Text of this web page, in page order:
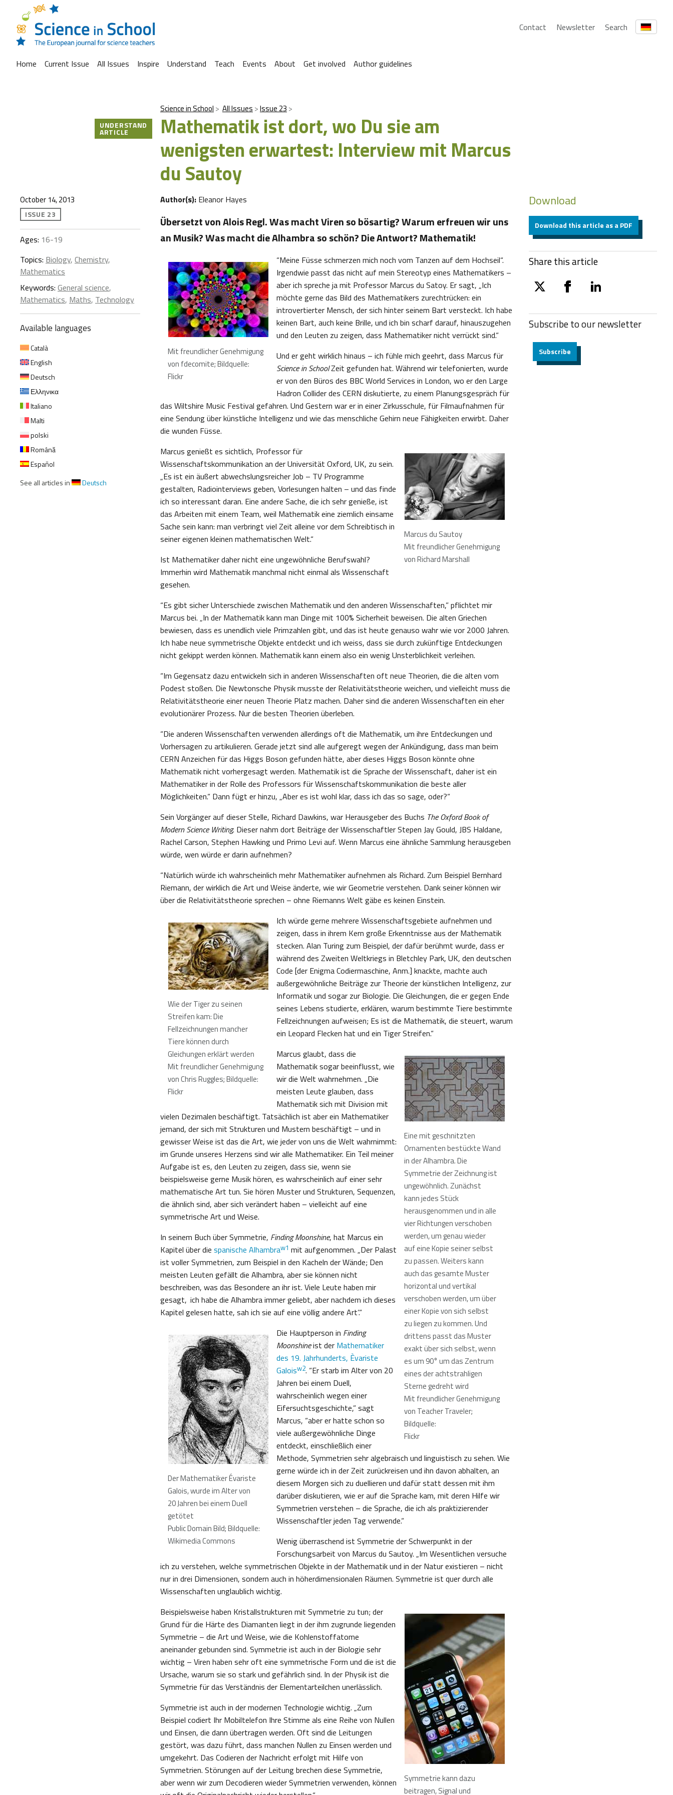
Contact Newsletter Search
Home Current Issue All Issues Inspire Understand Teach Events About Get involved Author guidelines
Science in School All Issues Issue 23
Mathematik ist dort, wo Du sie am
wenigsten erwartest: Interview mit Marcus
du Sautoy
UNDERSTAND
ARTICLE
October 14, 2013
ISSUE 23
Ages: 16-19
Topics: Biology, Chemistry,
Mathematics
Keywords: General science,
Mathematics, Maths, Technology
Available languages
Català
English
Deutsch
Ελληνικα
Italiano
Malti
polski
Română
Español
See all articles in
Deutsch
Author(s): Eleanor Hayes
Übersetzt von Alois Regl. Was macht Viren so bösartig? Warum erfreuen wir uns
an Musik? Was macht die Alhambra so schön? Die Antwort? Mathematik!
Mit freundlicher Genehmigung
von fdecomite; Bildquelle:
Flickr
“Meine Füsse schmerzen mich noch vom Tanzen auf dem Hochseil“.
Irgendwie passt das nicht auf mein Stereotyp eines Mathematikers –
aber ich spreche ja mit Professor Marcus du Satoy. Er sagt, „Ich
möchte gerne das Bild des Mathematikers zurechtrücken: ein
introvertierter Mensch, der sich hinter seinem Bart versteckt. Ich habe
keinen Bart, auch keine Brille, und ich bin scharf darauf, hinauszugehen
und den Leuten zu zeigen, dass Mathematiker nicht verrückt sind.“
Und er geht wirklich hinaus – ich fühle mich geehrt, dass Marcus für
Science in SchoolZeit gefunden hat. Während wir telefonierten, wurde
er von den Büros des BBC World Services in London, wo er den Large
Hadron Collider des CERN diskutierte, zu einem Planungsgespräch für
das Wiltshire Music Festival gefahren. Und Gestern war er in einer Zirkusschule, für Filmaufnahmen für
eine Sendung über künstliche Intelligenz und wie das menschliche Gehirn neue Fähigkeiten erwirbt. Daher
die wunden Füsse.
Marcus du Sautoy
Mit freundlicher Genehmigung
von Richard Marshall
Marcus genießt es sichtlich, Professor für
Wissenschaftskommunikation an der Universität Oxford, UK, zu sein.
„Es ist ein äußert abwechslungsreicher Job – TV Programme
gestalten, Radiointerviews geben, Vorlesungen halten – und das finde
ich so interessant daran. Eine andere Sache, die ich sehr genieße, ist
das Arbeiten mit einem Team, weil Mathematik eine ziemlich einsame
Sache sein kann: man verbringt viel Zeit alleine vor dem Schreibtisch in
seiner eigenen kleinen mathematischen Welt.“
Ist Mathematiker daher nicht eine ungewöhnliche Berufswahl?
Immerhin wird Mathematik manchmal nicht einmal als Wissenschaft
gesehen.
“Es gibt sicher Unterschiede zwischen Mathematik und den anderen Wissenschaften,” pflichtet mir
Marcus bei. „In der Mathematik kann man Dinge mit 100% Sicherheit beweisen. Die alten Griechen
bewiesen, dass es unendlich viele Primzahlen gibt, und das ist heute genauso wahr wie vor 2000 Jahren.
Ich habe neue symmetrische Objekte entdeckt und ich weiss, dass sie durch zukünftige Entdeckungen
nicht gekippt werden können. Mathematik kann einem also ein wenig Unsterblichkeit verleihen.
“Im Gegensatz dazu entwickeln sich in anderen Wissenschaften oft neue Theorien, die die alten vom
Podest stoßen. Die Newtonsche Physik musste der Relativitätstheorie weichen, und vielleicht muss die
Relativitätstheorie einer neuen Theorie Platz machen. Daher sind die anderen Wissenschaften ein eher
evolutionärer Prozess. Nur die besten Theorien überleben.
“Die anderen Wissenschaften verwenden allerdings oft die Mathematik, um ihre Entdeckungen und
Vorhersagen zu artikulieren. Gerade jetzt sind alle aufgeregt wegen der Ankündigung, dass man beim
CERN Anzeichen für das Higgs Boson gefunden hätte, aber dieses Higgs Boson könnte ohne
Mathematik nicht vorhergesagt werden. Mathematik ist die Sprache der Wissenschaft, daher ist ein
Mathematiker in der Rolle des Professors für Wissenschaftskommunikation die beste aller
Möglichkeiten.“ Dann fügt er hinzu, „Aber es ist wohl klar, dass ich das so sage, oder?“
Sein Vorgänger auf dieser Stelle, Richard Dawkins, war Herausgeber des Buchs The Oxford Book of
Modern Science Writing. Dieser nahm dort Beiträge der Wissenschaftler Stepen Jay Gould, JBS Haldane,
Rachel Carson, Stephen Hawking und Primo Levi auf. Wenn Marcus eine ähnliche Sammlung herausgeben
würde, wen würde er darin aufnehmen?
“Natürlich würde ich wahrscheinlich mehr Mathematiker aufnehmen als Richard. Zum Beispiel Bernhard
Riemann, der wirklich die Art und Weise änderte, wie wir Geometrie verstehen. Dank seiner können wir
über die Relativitätstheorie sprechen – ohne Riemanns Welt gäbe es keinen Einstein.
Wie der Tiger zu seinen
Streifen kam: Die
Fellzeichnungen mancher
Tiere können durch
Gleichungen erklärt werden
Mit freundlicher Genehmigung
von Chris Ruggles; Bildquelle:
Flickr
Ich würde gerne mehrere Wissenschaftsgebiete aufnehmen und
zeigen, dass in ihrem Kern große Erkenntnisse aus der Mathematik
stecken. Alan Turing zum Beispiel, der dafür berühmt wurde, dass er
während des Zweiten Weltkriegs in Bletchley Park, UK, den deutschen
Code [der Enigma Codiermaschine, Anm.] knackte, machte auch
außergewöhnliche Beiträge zur Theorie der künstlichen Intelligenz, zur
Informatik und sogar zur Biologie. Die Gleichungen, die er gegen Ende
seines Lebens studierte, erklären, warum bestimmte Tiere bestimmte
Fellzeichnungen aufweisen; Es ist die Mathematik, die steuert, warum
ein Leopard Flecken hat und ein Tiger Streifen.“
Eine mit geschnitzten
Ornamenten bestückte Wand
in der Alhambra. Die
Symmetrie der Zeichnung ist
ungewöhnlich. Zunächst
kann jedes Stück
herausgenommen und in alle
vier Richtungen verschoben
werden, um genau wieder
auf eine Kopie seiner selbst
zu passen. Weiters kann
auch das gesamte Muster
horizontal und vertikal
verschoben werden, um über
einer Kopie von sich selbst
zu liegen zu kommen. Und
drittens passt das Muster
exakt über sich selbst, wenn
es um 90° um das Zentrum
eines der achtstrahligen
Sterne gedreht wird
Mit freundlicher Genehmigung
von Teacher Traveler;
Bildquelle:
Flickr
Marcus glaubt, dass die
Mathematik sogar beeinflusst, wie
wir die Welt wahrnehmen. „Die
meisten Leute glauben, dass
Mathematik sich mit Division mit
vielen Dezimalen beschäftigt. Tatsächlich ist aber ein Mathematiker
jemand, der sich mit Strukturen und Mustern beschäftigt – und in
gewisser Weise ist das die Art, wie jeder von uns die Welt wahrnimmt:
im Grunde unseres Herzens sind wir alle Mathematiker. Ein Teil meiner
Aufgabe ist es, den Leuten zu zeigen, dass sie, wenn sie
beispielsweise gerne Musik hören, es wahrscheinlich auf einer sehr
mathematische Art tun. Sie hören Muster und Strukturen, Sequenzen,
die ähnlich sind, aber sich verändert haben – vielleicht auf eine
symmetrische Art und Weise.
In seinem Buch über Symmetrie, Finding Moonshine, hat Marcus ein
Kapitel über die spanische Alhambraw1 mit aufgenommen. „Der Palast
ist voller Symmetrien, zum Beispiel in den Kacheln der Wände; Den
meisten Leuten gefällt die Alhambra, aber sie können nicht
beschreiben, was das Besondere an ihr ist. Viele Leute haben mir
gesagt, ‚ich habe die Alhambra immer geliebt, aber nachdem ich dieses
Kapitel gelesen hatte, sah ich sie auf eine völlig andere Art‘.“
Der Mathematiker Évariste
Galois, wurde im Alter von
20 Jahren bei einem Duell
getötet
Public Domain Bild; Bildquelle:
Wikimedia Commons
Die Hauptperson in Finding
Moonshineist der Mathematiker
des 19. Jahrhunderts, Èvariste
Galoisw2. “Er starb im Alter von 20
Jahren bei einem Duell,
wahrscheinlich wegen einer
Eifersuchtsgeschichte,” sagt
Marcus, “aber er hatte schon so
viele außergewöhnliche Dinge
entdeckt, einschließlich einer
Methode, Symmetrien sehr algebraisch und linguistisch zu sehen. Wie
gerne würde ich in der Zeit zurückreisen und ihn davon abhalten, an
diesem Morgen sich zu duellieren und dafür statt dessen mit ihm
darüber diskutieren, wie er auf die Sprache kam, mit deren Hilfe wir
Symmetrien verstehen – die Sprache, die ich als praktizierender
Wissenschaftler jeden Tag verwende.“
Wenig überraschend ist Symmetrie der Schwerpunkt in der
Forschungsarbeit von Marcus du Sautoy. „Im Wesentlichen versuche
ich zu verstehen, welche symmetrischen Objekte in der Mathematik und in der Natur existieren – nicht
nur in drei Dimensionen, sondern auch in höherdimensionalen Räumen. Symmetrie ist quer durch alle
Wissenschaften unglaublich wichtig.
Symmetrie kann dazu
beitragen, Signal und
Beispielsweise haben Kristallstrukturen mit Symmetrie zu tun; der
Grund für die Härte des Diamanten liegt in der ihm zugrunde liegenden
Symmetrie – die Art und Weise, wie die Kohlenstoffatome
aneinander gebunden sind. Symmetrie ist auch in der Biologie sehr
wichtig – Viren haben sehr oft eine symmetrische Form und die ist die
Ursache, warum sie so stark und gefährlich sind. In der Physik ist die
Symmetrie für das Verständnis der Elementarteilchen unerlässlich.
Symmetrie ist auch in der modernen Technologie wichtig. „Zum
Beispiel codiert Ihr Mobiltelefon Ihre Stimme als eine Reihe von Nullen
und Einsen, die dann übertragen werden. Oft sind die Leitungen
gestört, was dazu führt, dass manchen Nullen zu Einsen werden und
umgekehrt. Das Codieren der Nachricht erfolgt mit Hilfe von
Symmetrien. Störungen auf der Leitung brechen diese Symmetrie,
aber wenn wir zum Decodieren wieder Symmetrien verwenden, können
Download
Download this article as a PDF
Share this article
twitter facebooklinkedin
Subscribe to ournewsletter
Subscribe